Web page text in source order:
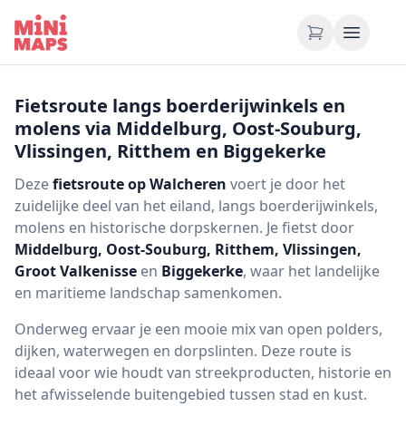
Ga naar inhoud
Fietsroute langs boerderijwinkels en
molens via Middelburg, Oost-Souburg,
Vlissingen, Ritthem en Biggekerke
Dezefietsroute op Walcheren voert je door het
zuidelijke deel van het eiland, langs boerderijwinkels,
molens en historische dorpskernen. Je fietst door
Middelburg, Oost-Souburg, Ritthem, Vlissingen,
Groot Valkenisse en Biggekerke, waar het landelijke
en maritieme landschap samenkomen.
Onderweg ervaar je een mooie mix van open polders,
dijken, waterwegen en dorpslinten. Deze route is
ideaal voor wie houdt van streekproducten, historie en
het afwisselende buitengebied tussen stad en kust.